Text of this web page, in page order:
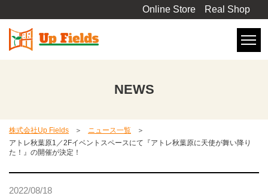
Online Store Real Shop
NEWS
株式会社Up Fields
ニュース一覧
アトレ秋葉原1／2Fイベントスペースにて『アトレ秋葉原に天使が舞い降り
た！』の開催が決定！
2022/08/18